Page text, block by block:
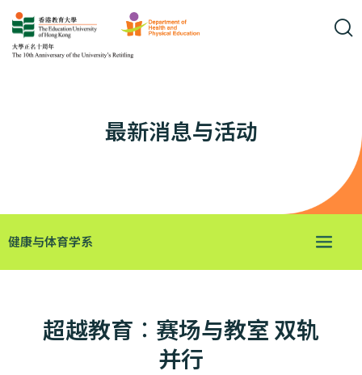
最新消息与活动
健康与体育学系
超越教育︰赛场与教室 双轨
并行